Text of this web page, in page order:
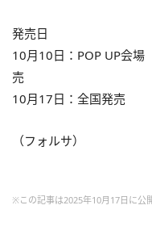
発売日
10月10日：POP UP会
売
10月17日：全国発売
（フォルサ）
※この記事は2025年10月17日に公